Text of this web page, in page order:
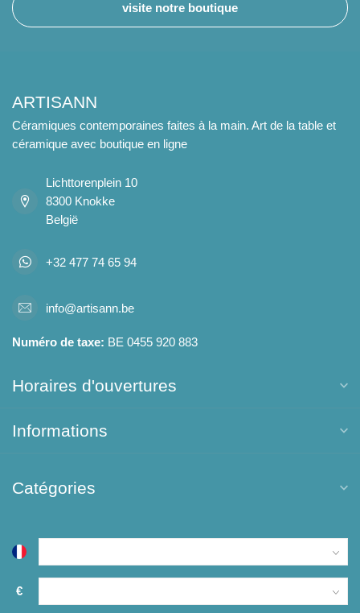
visite notre boutique
ARTISANN
Céramiques contemporaines faites à la main. Art de la table et
céramique avec boutique en ligne
Lichttorenplein 10
8300 Knokke
België
+32 477 74 65 94
info@artisann.be
Numéro de taxe: BE 0455 920 883
Horaires d'ouvertures
Informations
Catégories
€